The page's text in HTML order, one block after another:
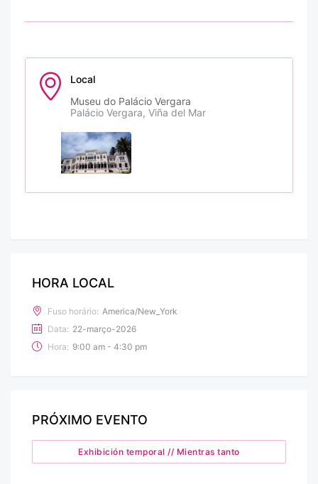
Local
Museu do Palácio Vergara
Palácio Vergara, Viña del Mar
HORA LOCAL
Fuso horário: America/New_York
Data: 22-março-2026
Hora: 9:00 am - 4:30 pm
PRÓXIMO EVENTO
Exhibición temporal // Mientras tanto